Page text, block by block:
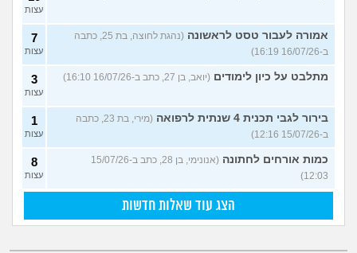
עצות
אמורה לעבור טסט לראשונה
(נהגת לחוצה, בת 25, כתבה
ב-16/07/26 16:19)
7
עצות
מתלבט על כיון לימודים (יואב, בן 27, כתב ב-16/07/26 16:10) 3
עצות
בירור לגבי תכנית 4 שנתית לרפואה
(מירי, בת 23, כתבה
ב-15/07/26 12:16)
1
עצות
כמות אורחים לחתונה
(אנונימי, בן 28, כתב ב-15/07/26
12:03)
8
עצות
הצג עוד שאלות חדשות